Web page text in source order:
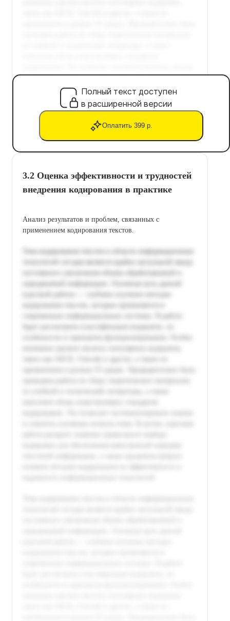
Полный текст доступен
в расширенной версии
Оплатить 399 р.
3.2 Оценка эффективности и трудностей
внедрения кодирования в практике
Анализ результатов и проблем, связанных с
применением кодирования текстов.